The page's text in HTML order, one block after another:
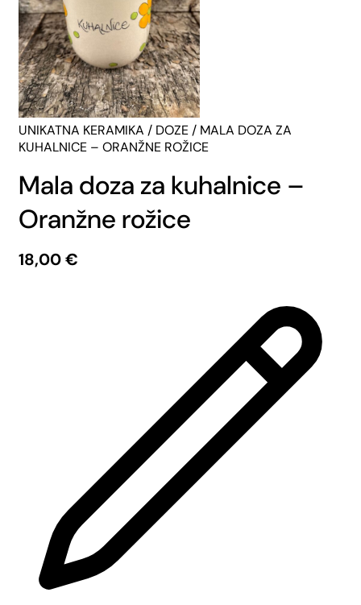
UNIKATNA KERAMIKA / DOZE / MALA DOZA ZA
KUHALNICE – ORANŽNE ROŽICE
Mala doza za kuhalnice –
Oranžne rožice
18,00€